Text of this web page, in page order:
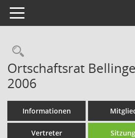
Toggle navigation
Rechercheauswahl
Ortschaftsrat
2006
Informationen
Vertreter